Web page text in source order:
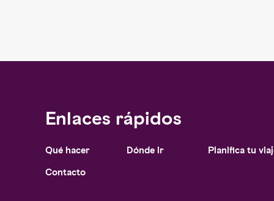
Enlaces rápidos
Qué hacer
Contacto
Dónde ir Planifica tu